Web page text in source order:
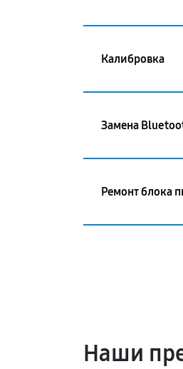
Калибровка
Замена
Ремонт блока
Наши